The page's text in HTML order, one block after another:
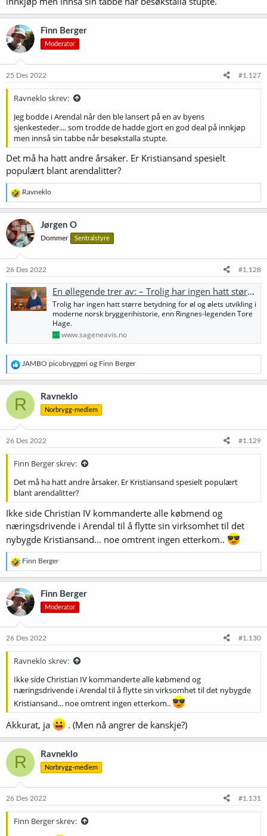
Finn Berger
Moderator
25 Des 2022 #1.127
Ravneklo skrev:
Jeg bodde i Arendal når den ble lansert på en av byens
sjenkesteder.... som trodde de hadde gjort en god deal på innkjøp
men innså sin tabbe når besøkstalla stupte.
Det må ha hatt andre årsaker. Er Kristiansand spesielt
populært blant arendalitter?
R
e
a
k
s
j
o
e
:
Ravneklo
Jørgen O
Dommer Sentralstyre
26 Des 2022 #1.128
En øllegende trer av: – Trolig har ingen hatt større betydning for ølets utvikling
Trolig har ingen hatt større betydning for øl og ølets utvikling i
moderne norsk bryggerihistorie, enn Ringnes-legenden Tore
Hage.
www.sageneavis.no
R
e
a
k
s
j
o
e
JAMBO picobryggeri og Finn Berger
R Ravneklo
Norbrygg-medlem
26 Des 2022 #1.129
Finn Berger skrev:
Det må ha hatt andre årsaker. Er Kristiansand spesielt populært
blant arendalitter?
Ikke side Christian IV kommanderte alle købmend og
næringsdrivende i Arendal til å flytte sin virksomhet til det
nybygde Kristiansand... noe omtrent ingen etterkom..
R
e
a
k
s
j
o
e
Finn Berger
Finn Berger
Moderator
26 Des 2022 #1.130
Ravneklo skrev:
Ikke side Christian IV kommanderte alle købmend og
næringsdrivende i Arendal til å flytte sin virksomhet til det nybygde
Kristiansand... noe omtrent ingen etterkom..
Akkurat, ja . (Men nå angrer de kanskje?)
R Ravneklo
Norbrygg-medlem
26 Des 2022 #1.131
Finn Berger skrev: